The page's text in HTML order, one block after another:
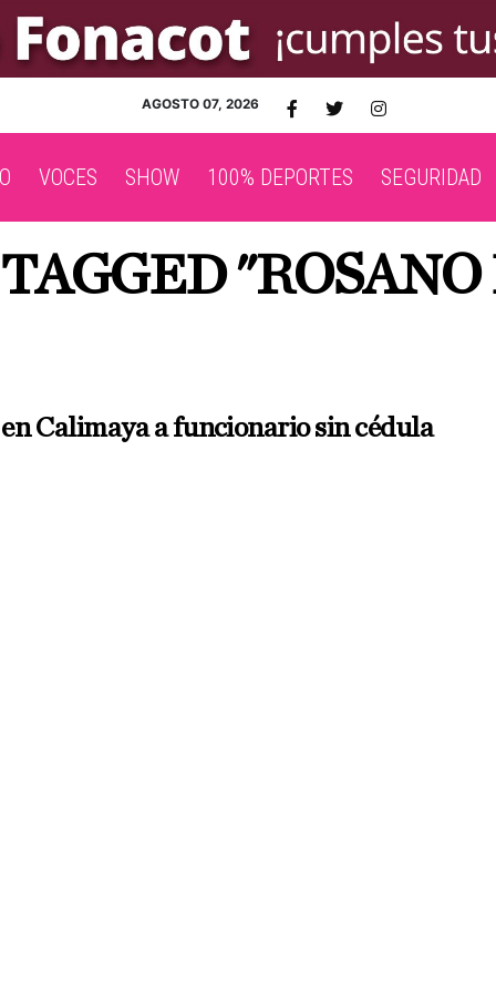
AGOSTO 07, 2026
VOCES SHOW 100% DEPORTES SEGURIDAD
Calimaya a funcionario sin cédula